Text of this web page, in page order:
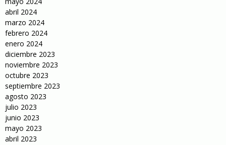
abril 2024
marzo 2024
febrero 2024
enero 2024
diciembre 2023
noviembre 2023
octubre 2023
septiembre 2023
agosto 2023
julio 2023
junio 2023
mayo 2023
abril 2023